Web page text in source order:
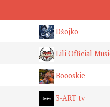
Dżojko
Lili Official
Boooskie
3-ART tv